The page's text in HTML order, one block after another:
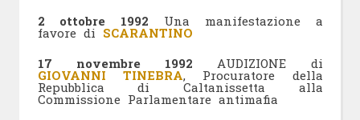
2 ottobre 1992 Una manifestazione a
favore di SCARANTINO
17 novembre 1992 AUDIZIONE di
GIOVANNI TINEBRA, Procuratore della
Repubblica di Caltanissetta alla
Commissione Parlamentare antimafia